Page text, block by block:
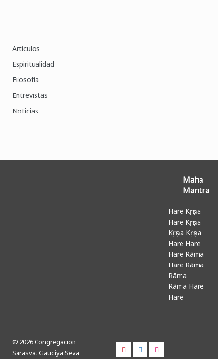
Artículos
Espiritualidad
Filosofía
Entrevistas
Noticias
Maha
Mantra
Hare Kṛṣṇa
Hare Kṛṣṇa
Kṛṣṇa Kṛṣṇa
Hare Hare
Hare Rāma
Hare Rāma
Rāma
Rāma Hare
Hare
© 2026 Congregación
Sarasvat Gaudiya Seva